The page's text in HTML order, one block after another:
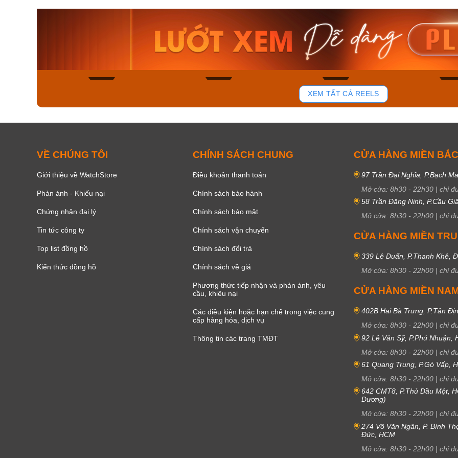
Casio Nam MTS-
115D-1AVDF
2.823.000₫
2.399.550₫
Mua ngay
41
Casio Nam MTS-
RS100L-1AVDF
4.276.000₫
3.634.600₫
Casio
230EL-
Mua
XEM TẤT CẢ REELS
VỀ CHÚNG TÔI
Giới thiệu về WatchStore
Phản ánh - Khiếu nại
Chứng nhận đại lý
Tin tức công ty
Top list đồng hồ
Kiến thức đồng hồ
CHÍNH SÁCH CHUNG
Điều khoản thanh toán
Chính sách bảo hành
Chính sách bảo mật
Chính sách vận chuyển
Chính sách đổi trả
Chính sách về giá
Phương thức tiếp nhận và phản ánh, yêu
cầu, khiêu nại
Các điều kiện hoặc hạn chế trong việc cung
cấp hàng hóa, dịch vụ
Thông tin các trang TMĐT
CỬA HÀNG MIỀN BẮC
97 Trần Đại Nghĩa, P.Bạch
Mở cửa: 8h30 - 22h30 | chỉ
58 Trần Đăng Ninh, P.Cầu
Mở cửa: 8h30 - 22h00 | chỉ
CỬA HÀNG MIỀN
339 Lê Duẩn, P.Thanh Khê,
Mở cửa: 8h30 - 22h00 | chỉ
CỬA HÀNG MIỀN
402B Hai Bà Trưng, P.Tân
Mở cửa: 8h30 - 22h00 | chỉ
92 Lê Văn Sỹ, P.Phú Nhuận,
Mở cửa: 8h30 - 22h00 | chỉ
61 Quang Trung, P.Gò Vấp,
Mở cửa: 8h30 - 22h00 | chỉ
642 CMT8, P.Thủ Dầu Một,
Dương)
Mở cửa: 8h30 - 22h00 | chỉ
274 Võ Văn Ngân, P. Bình
Đức, HCM
Mở cửa: 8h30 - 22h00 | chỉ